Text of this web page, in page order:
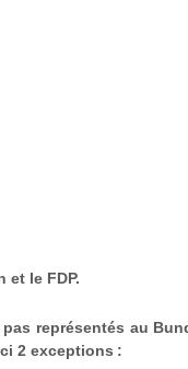
et le FDP.
représentés au
2 exceptions :